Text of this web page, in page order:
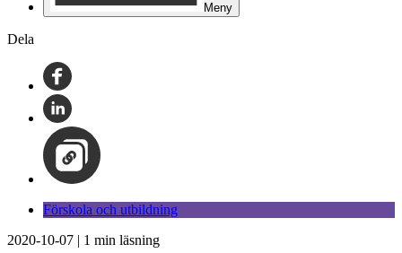
Meny
Dela
Förskola och utbildning
2020-10-07 | 1 min läsning